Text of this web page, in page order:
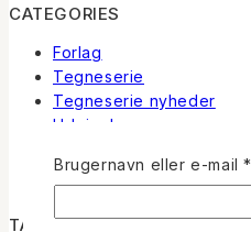
CATEGORIES
Forlag
Tegneserie
Tegneserie nyheder
Udgivelse
Webshop nyheder
TAGS
Brugernavn eller e-mail*